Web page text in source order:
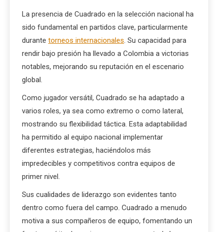
La presencia de Cuadrado en la selección nacional ha
sido fundamental en partidos clave, particularmente
durante torneos internacionales. Su capacidad para
rendir bajo presión ha llevado a Colombia a victorias
notables, mejorando su reputación en el escenario
global.
Como jugador versátil, Cuadrado se ha adaptado a
varios roles, ya sea como extremo o como lateral,
mostrando su flexibilidad táctica. Esta adaptabilidad
ha permitido al equipo nacional implementar
diferentes estrategias, haciéndolos más
impredecibles y competitivos contra equipos de
primer nivel.
Sus cualidades de liderazgo son evidentes tanto
dentro como fuera del campo. Cuadrado a menudo
motiva a sus compañeros de equipo, fomentando un